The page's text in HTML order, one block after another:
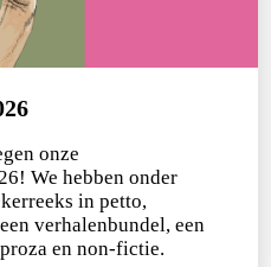
onze
We hebben onder
in petto,
verhalenbundel, een
en non-fictie.